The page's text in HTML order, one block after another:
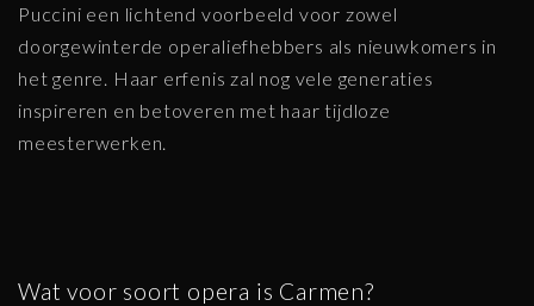
Puccini een lichtend voorbeeld voor zowel
doorgewinterde operaliefhebbers als nieuwkomers in
het genre. Haar erfenis zal nog vele generaties
inspireren en betoveren met haar tijdloze
meesterwerken.
Wat voor soort opera is Carmen?